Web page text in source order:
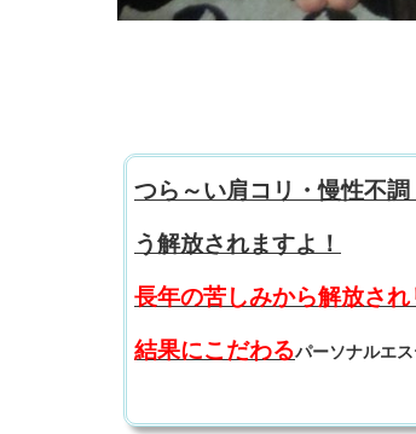
つら～い肩コリ・慢性不
う解放されますよ！
長年の苦しみから解放され
結果にこだわるパーソナルエ